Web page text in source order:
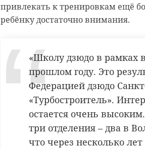
привлекать к тренировкам ещё
ребёнку достаточно внимания.
«Школу дзюдо в рамках
прошлом году. Это
Федерацией дзюдо
«Турбостроитель».
остается очень
три отделения – два в
что через несколько